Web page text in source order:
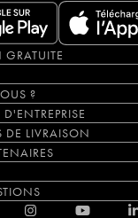
?
DE LIVRAISON